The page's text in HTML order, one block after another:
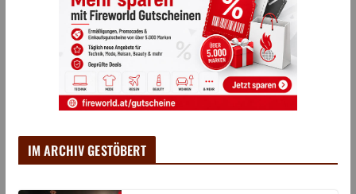
IM ARCHIV GESTÖBERT